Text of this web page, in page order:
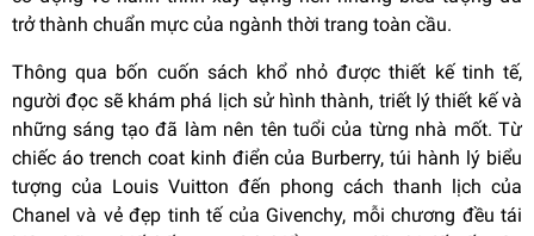
trở thành chuẩn mực của ngành thời trang toàn cầu.
Thông qua bốn cuốn sách khổ nhỏ được thiết kế tinh tế,
người đọc sẽ khám phá lịch sử hình thành, triết lý thiết kế và
những sáng tạo đã làm nên tên tuổi của từng nhà mốt. Từ
chiếc áo trench coat kinh điển của Burberry, túi hành lý biểu
tượng của Louis Vuitton đến phong cách thanh lịch của
Chanel và vẻ đẹp tinh tế của Givenchy, mỗi chương đều tái